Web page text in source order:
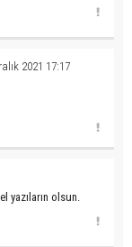
2021 17:17
yazıların olsun.